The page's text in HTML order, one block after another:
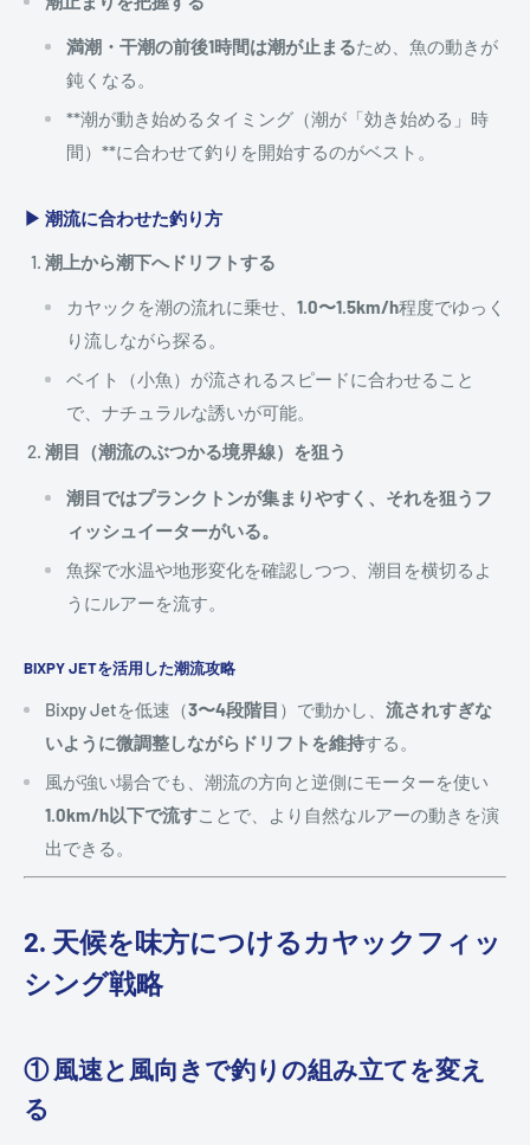
満潮・干潮の前後1時間は潮が止まるため、魚の動きが
鈍くなる。
**潮が動き始めるタイミング（潮が「効き始める」時
間）**に合わせて釣りを開始するのがベスト。
▶ 潮流に合わせた釣り方
潮上から潮下へドリフトする
カヤックを潮の流れに乗せ、 1.0〜1.5km/h程度でゆっく
り流しながら探る。
ベイト（小魚）が流されるスピードに合わせること
で、ナチュラルな誘いが可能。
潮目（潮流のぶつかる境界線）を狙う
潮目ではプランクトンが集まりやすく、それを狙うフ
ィッシュイーターがいる。
魚探で水温や地形変化を確認しつつ、潮目を横切るよ
うにルアーを流す。
BIXPY JETを活用した潮流攻略
Bixpy Jetを低速（3〜4段階目 ）で動かし、 流されすぎな
いように微調整しながらドリフトを維持する。
風が強い場合でも、潮流の方向と逆側にモーターを使い
1.0km/h以下で流すことで、より自然なルアーの動きを演
出できる。
2. 天候を味方につけるカヤックフィッ
シング戦略
① 風速と風向きで釣りの組み立てを変え
る